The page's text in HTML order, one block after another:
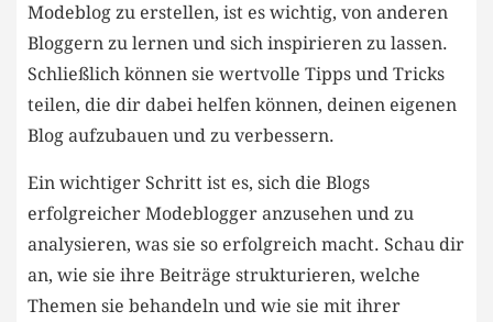
Modeblog zu erstellen, ist es wichtig, von anderen
Bloggern zu lernen und ‌sich inspirieren ⁤zu lassen.
Schließlich können sie wertvolle Tipps und Tricks
teilen,⁣ die⁤ dir dabei helfen⁤ können, deinen⁢ eigenen
Blog aufzubauen und zu‍ verbessern.
Ein wichtiger Schritt ist es, sich die Blogs⁣
erfolgreicher Modeblogger anzusehen und zu
analysieren, was sie so erfolgreich ⁤macht. Schau dir
an,⁣ wie sie ihre Beiträge strukturieren, welche​
Themen sie behandeln und wie sie mit⁢ ihrer